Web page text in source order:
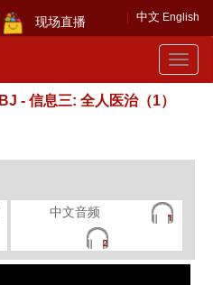
中文 English
现场直播
Toggle
BJ - 信息三: 全人医治（1）
中文音频